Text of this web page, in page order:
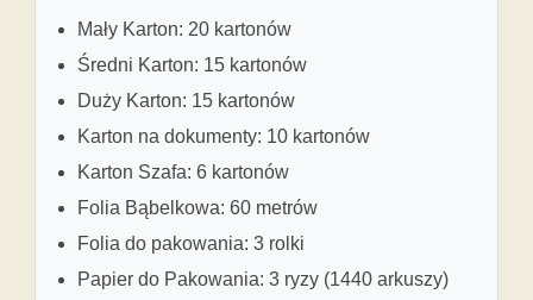
Mały Karton: 20 kartonów
Średni Karton: 15 kartonów
Duży Karton: 15 kartonów
Karton na dokumenty: 10 kartonów
Karton Szafa: 6 kartonów
Folia Bąbelkowa: 60 metrów
Folia do pakowania: 3 rolki
Papier do Pakowania: 3 ryzy (1440 arkuszy)